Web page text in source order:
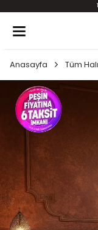
Anasayfa Tüm